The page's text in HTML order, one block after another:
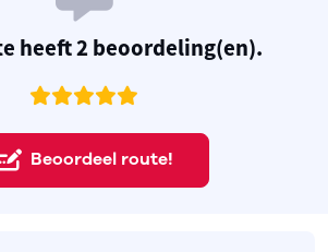
heeft 2 beoordeling(en).
Beoordeel route!